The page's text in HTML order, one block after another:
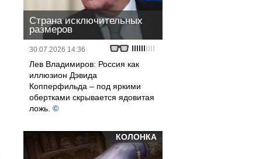
Страна исключительных
размеров
30.07.2026 14:36
Лев Владимиров: Россия как
иллюзион Дэвида
Копперфильда – под яркими
обертками скрывается ядовитая
ложь. ©
КОЛОНКА